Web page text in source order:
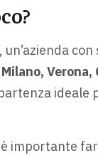
, un’azienda con
Verona,
ideale
importante